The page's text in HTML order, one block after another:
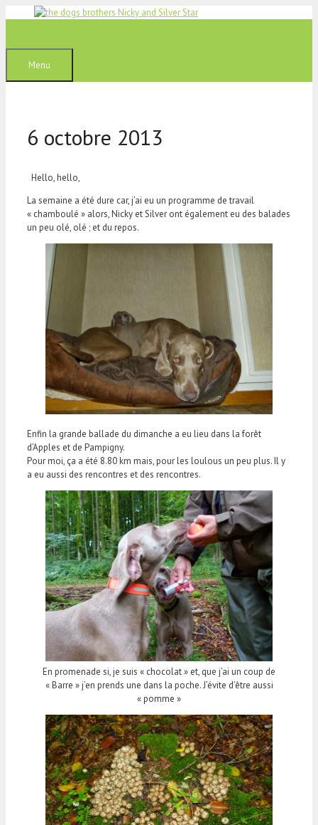
Menu
6 octobre 2013
Hello, hello,
La semaine a été dure car, j’ai eu un programme de travail
« chamboulé » alors, Nicky et Silver ont également eu des balades
un peu olé, olé ; et du repos.
Enfin la grande ballade du dimanche a eu lieu dans la forêt
d’Apples et de Pampigny.
Pour moi, ça a été 8.80 km mais, pour les loulous un peu plus. Il y
a eu aussi des rencontres et des rencontres.
En promenade si, je suis « chocolat » et, que j’ai un coup de
« Barre » j’en prends une dans la poche. J’évite d’être aussi
« pomme »